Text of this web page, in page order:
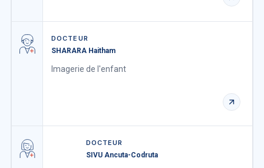
DOCTEUR
SHARARA Haitham
Imagerie de l'enfant
DOCTEUR
SIVU Ancuta-Codruta